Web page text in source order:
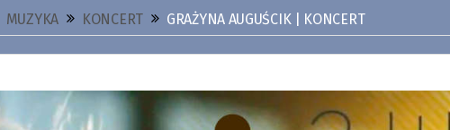
MUZYKA KONCERT GRAŻYNA AUGUŚCIK | KONCERT